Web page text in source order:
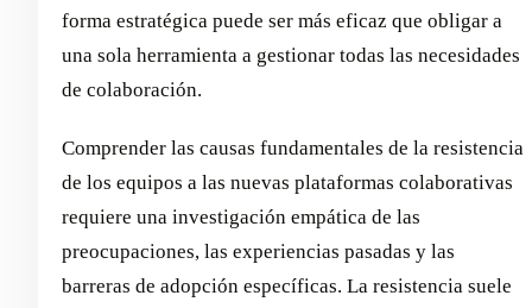
forma estratégica puede ser más eficaz que obligar a
una sola herramienta a gestionar todas las necesidades
de colaboración.
Comprender las causas fundamentales de la resistencia
de los equipos a las nuevas plataformas colaborativas
requiere una investigación empática de las
preocupaciones, las experiencias pasadas y las
barreras de adopción específicas. La resistencia suele